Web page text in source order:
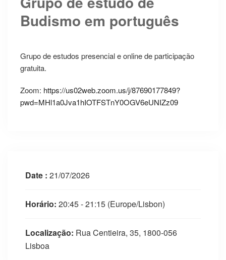
Budismo em português
Grupo de estudos presencial e online de participação
gratuita.
Zoom: https://us02web.zoom.us/j/87690177849?
pwd=MHl1a0Jva1hIOTFSTnY0OGV6eUNIZz09
Date : 21/07/2026
Horário: 20:45 - 21:15 (Europe/Lisbon)
Localização: Rua Centieira, 35, 1800-056
Lisboa